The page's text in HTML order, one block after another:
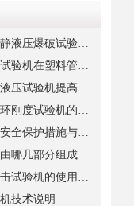
创新案例：管材静液压爆破试验机的技术突破
塑料管材环刚度试验机在塑料管材行业中的重要性
如何利用管材静液压试验机提高生产效率？
两分钟轻松弄懂环刚度试验机的安装及试验步骤
静液压试验机的安全保护措施与操作注意事项
哪几部分组成
如何延长冷热冲击试验机的使用寿命-1
技术说明